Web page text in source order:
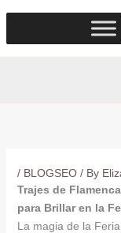
content
/ BLOGSEO/ By
Trajes de
para Brillar en la
La magia de la